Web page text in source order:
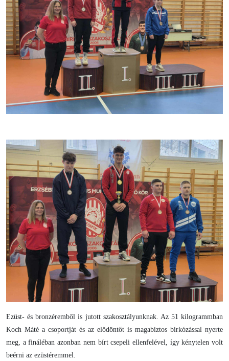
Ezüst- és bronzéremből is jutott szakosztályunknak. Az 51 kilogrammban
Koch Máté a csoportját és az elődöntőt is magabiztos birkózással nyerte
meg, a fináléban azonban nem bírt csepeli ellenfelével, így kénytelen volt
beérni az ezüstéremmel.